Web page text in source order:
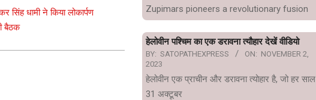
सिंह धामी ने किया लोकार्पण
बैठक
Zupimars pioneers a revolutionary fusion
हेलोवीन पश्चिम का एक डरावना त्यौहार देखें वीडियो
BY: SATOPATHEXPRESS ON: NOVEMBER 2,
2023
हेलोवीन एक प्राचीन और डरावना त्योहार है, जो हर साल
31 अक्टूबर